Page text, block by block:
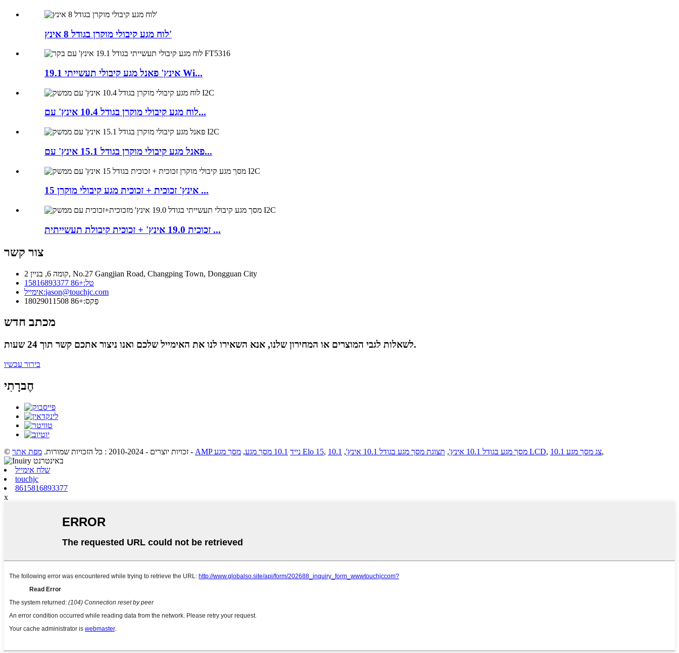
לוח מגע קיבולי מוקרן בגודל 8 אינץ'
19.1 אינץ' פאנל מגע קיבולי תעשייתי Wi...
לוח מגע קיבולי מוקרן בגודל 10.4 אינץ' עם...
פאנל מגע קיבולי מוקרן בגודל 15.1 אינץ' עם...
15 אינץ' זכוכית + זכוכית מגע קיבולי מוקרן ...
זכוכית 19.0 אינץ' + זכוכית קיבולת תעשייתית ...
צור קשר
קומה 6, בניין 2, No.27 Gangjian Road, Changping Town, Dongguan City
טל:+86 15816893377
אימייל:jason@touchjc.com
פַקס:+86 18029011508
מכתב חדש
לשאלות לגבי המוצרים או המחירון שלנו, אנא השאירו לנו את האימייל שלכם ואנו ניצור אתכם קשר תוך 24 שעות.
בירור עכשיו
חֶברָתִי
© זכויות יוצרים - 2010-2024 : כל הזכויות שמורות. מפת אתר - AMP נייד 10.1 מסך מגע , מסך מגע Elo 15, מסך מגע בגודל 10.1 אינץ' , תצוגת מסך מגע בגודל 10.1 אינץ' , 10.1 LCD, 10.1 צג מסך מגע,
שלח אימייל
touchjc
8615816893377
x